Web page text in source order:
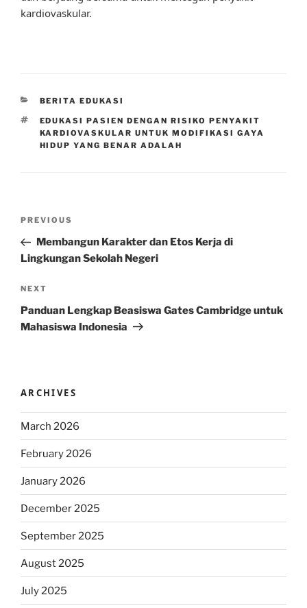
kardiovaskular.
CATEGORIES
BERITA EDUKASI
TAGS
EDUKASI PASIEN DENGAN RISIKO PENYAKIT
KARDIOVASKULAR UNTUK MODIFIKASI GAYA
HIDUP YANG BENAR ADALAH
Previous
Post
PREVIOUS
Membangun Karakter dan Etos Kerja di
Lingkungan Sekolah Negeri
Next
Post
NEXT
Panduan Lengkap Beasiswa Gates Cambridge untuk
Mahasiswa Indonesia
ARCHIVES
March 2026
February 2026
January 2026
December 2025
September 2025
August 2025
July 2025